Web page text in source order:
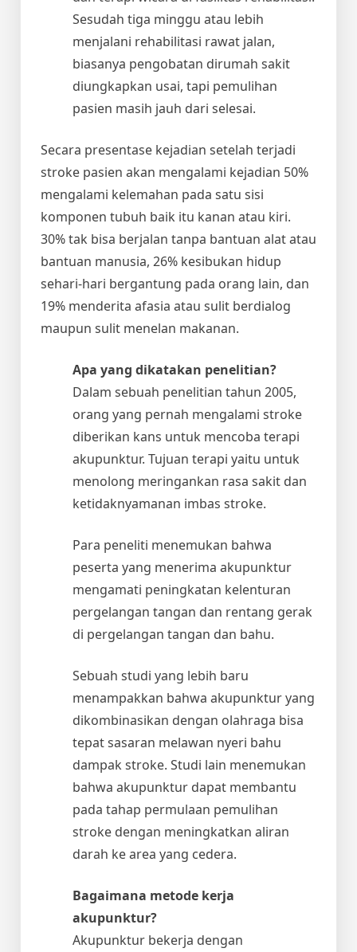
Sesudah tiga minggu atau lebih
menjalani rehabilitasi rawat jalan,
biasanya pengobatan dirumah sakit
diungkapkan usai, tapi pemulihan
pasien masih jauh dari selesai.
Secara presentase kejadian setelah terjadi
stroke pasien akan mengalami kejadian 50%
mengalami kelemahan pada satu sisi
komponen tubuh baik itu kanan atau kiri.
30% tak bisa berjalan tanpa bantuan alat atau
bantuan manusia, 26% kesibukan hidup
sehari-hari bergantung pada orang lain, dan
19% menderita afasia atau sulit berdialog
maupun sulit menelan makanan.
Apa yang dikatakan penelitian?
Dalam sebuah penelitian tahun 2005,
orang yang pernah mengalami stroke
diberikan kans untuk mencoba terapi
akupunktur. Tujuan terapi yaitu untuk
menolong meringankan rasa sakit dan
ketidaknyamanan imbas stroke.
Para peneliti menemukan bahwa
peserta yang menerima akupunktur
mengamati peningkatan kelenturan
pergelangan tangan dan rentang gerak
di pergelangan tangan dan bahu.
Sebuah studi yang lebih baru
menampakkan bahwa akupunktur yang
dikombinasikan dengan olahraga bisa
tepat sasaran melawan nyeri bahu
dampak stroke. Studi lain menemukan
bahwa akupunktur dapat membantu
pada tahap permulaan pemulihan
stroke dengan meningkatkan aliran
darah ke area yang cedera.
Bagaimana metode kerja
akupunktur?
Akupunktur bekerja dengan